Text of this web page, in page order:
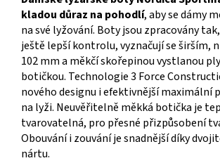
kladou důraz na pohodlí, aby se dámy
na své lyžování. Boty jsou zpracovány
ještě lepší kontrolu, vyznačují se širším,
102 mm a měkčí skořepinou vystlanou
botičkou. Technologie 3 Force
nového designu i efektivnější maximální
na lyži. Neuvěřitelně měkká botička je
tvarovatelná, pro přesné přizpůsobení
Obouvání i zouvání je snadnější díky
nártu.